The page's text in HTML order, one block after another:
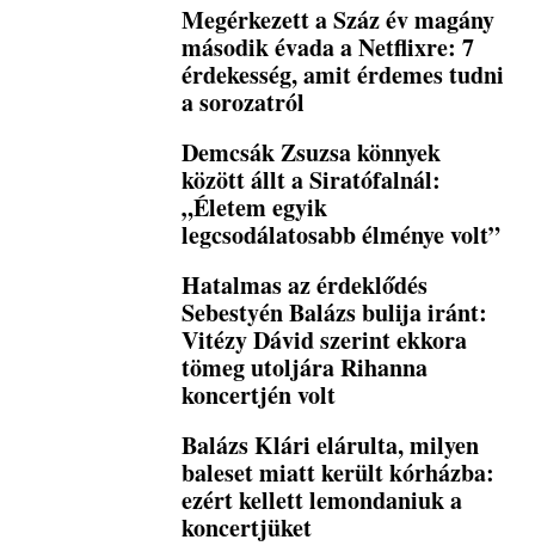
Megérkezett a Száz év magány
második évada a Netflixre: 7
érdekesség, amit érdemes tudni
a sorozatról
Demcsák Zsuzsa könnyek
között állt a Siratófalnál:
„Életem egyik
legcsodálatosabb élménye volt”
Hatalmas az érdeklődés
Sebestyén Balázs bulija iránt:
Vitézy Dávid szerint ekkora
tömeg utoljára Rihanna
koncertjén volt
Balázs Klári elárulta, milyen
baleset miatt került kórházba:
ezért kellett lemondaniuk a
koncertjüket